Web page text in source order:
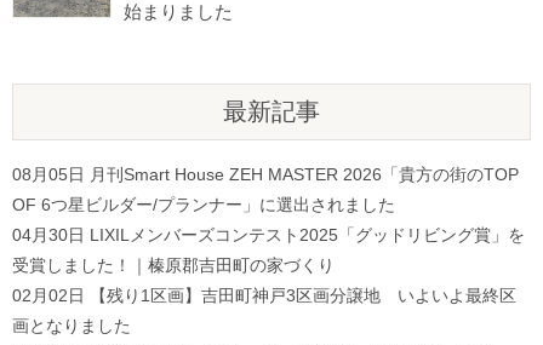
始まりました
最新記事
08月05日 月刊Smart House ZEH MASTER 2026「貴方の街のTOP
OF 6つ星ビルダー/プランナー」に選出されました
04月30日 LIXILメンバーズコンテスト2025「グッドリビング賞」を
受賞しました！｜榛原郡吉田町の家づくり
02月02日
【残り1区画】吉田町神戸3区画分譲地 いよいよ最終区
画となりました